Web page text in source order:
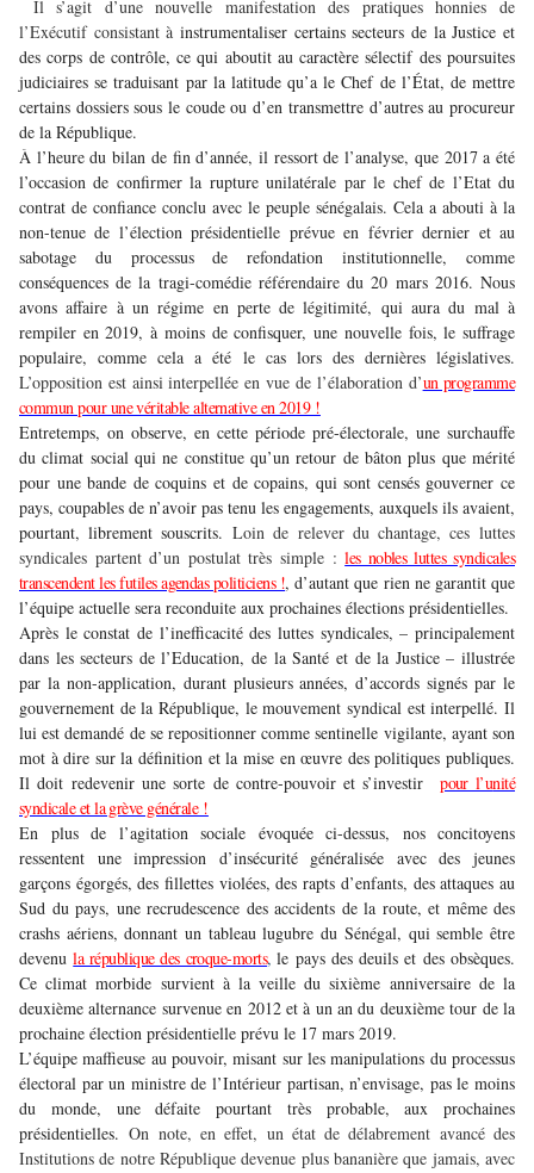
Il s’agit d’une nouvelle manifestation des pratiques honnies de
l’Exécutif consistant à instrumentaliser certains secteurs de la Justice et
des corps de contrôle, ce qui aboutit au caractère sélectif des poursuites
judiciaires se traduisant par la latitude qu’a le Chef de l’État, de mettre
certains dossiers sous le coude ou d’en transmettre d’autres au procureur
de la République.
À l’heure du bilan de fin d’année, il ressort de l’analyse, que 2017 a été
l’occasion de confirmer la rupture unilatérale par le chef de l’Etat du
contrat de confiance conclu avec le peuple sénégalais. Cela a abouti à la
non-tenue de l’élection présidentielle prévue en février dernier et au
sabotage du processus de refondation institutionnelle, comme
conséquences de la tragi-comédie référendaire du 20 mars 2016. Nous
avons affaire à un régime en perte de légitimité, qui aura du mal à
rempiler en 2019, à moins de confisquer, une nouvelle fois, le suffrage
populaire, comme cela a été le cas lors des dernières législatives.
L’opposition est ainsi interpellée en vue de l’élaboration d’un programme
commun pour une véritable alternative en 2019 !
Entretemps, on observe, en cette période pré-électorale, une surchauffe
du climat social qui ne constitue qu’un retour de bâton plus que mérité
pour une bande de coquins et de copains, qui sont censés gouverner ce
pays, coupables de n’avoir pas tenu les engagements, auxquels ils avaient,
pourtant, librement souscrits.Loin de relever du chantage, ces luttes
syndicales partent d’un postulat très simple :les nobles luttes syndicales
transcendent les futiles agendas politiciens !, d’autant que rien ne garantit que
l’équipe actuelle sera reconduite aux prochaines élections présidentielles.
Après le constat de l’inefficacité des luttes syndicales, – principalement
dans les secteurs de l’Education, de la Santé et de la Justice – illustrée
par la non-application, durant plusieurs années, d’accords signés par le
gouvernement de la République, le mouvement syndical est interpellé. Il
lui est demandé de se repositionner comme sentinelle vigilante, ayant son
mot à dire sur la définition et la mise en œuvre des politiques publiques.
Il doit redevenir une sorte de contre-pouvoir et s’investirpour l’unité
syndicale et la grève générale !
En plus de l’agitation sociale évoquée ci-dessus, nos concitoyens
ressentent une impression d’insécurité généralisée avec des jeunes
garçons égorgés, des fillettes violées, des rapts d’enfants, des attaques au
Sud du pays, une recrudescence des accidents de la route, et même des
crashs aériens, donnant un tableau lugubre du Sénégal, qui semble être
devenula république des croque-morts,le pays des deuils et des obsèques.
Ce climat morbide survient à la veille du sixième anniversaire de la
deuxième alternance survenue en 2012 et à un an du deuxième tour de la
prochaine élection présidentielle prévu le 17 mars 2019.
L’équipe maffieuse au pouvoir, misant sur les manipulations du processus
électoral par un ministre de l’Intérieur partisan, n’envisage, pas le moins
du monde, une défaite pourtant très probable, aux prochaines
présidentielles.On note, en effet, un état de délabrement avancé des
Institutions de notre République devenue plus bananière que jamais, avec